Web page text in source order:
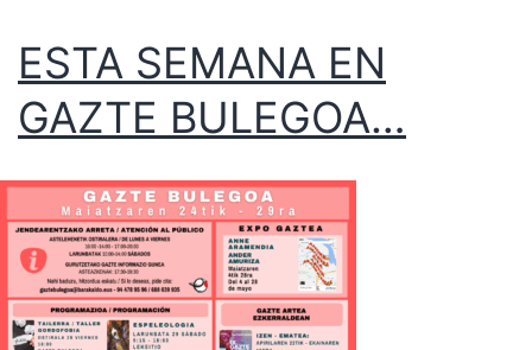
ESTA SEMANA EN
GAZTE BULEGOA…